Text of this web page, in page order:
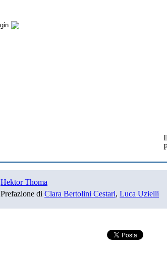
Hektor Thoma
Prefazione di Clara Bertolini Cestari, Luca Uzielli